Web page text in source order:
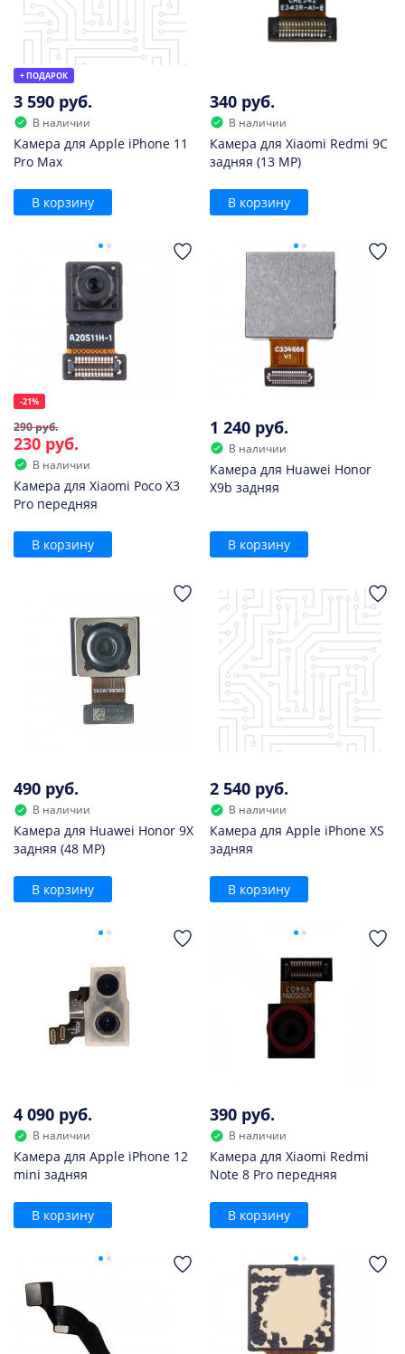
+ ПОДАРОК
3 590 руб.
В наличии
Камера для Apple iPhone 11
Pro Max
В корзину
340 руб.
В наличии
Камера для Xiaomi Redmi 9C
задняя (13 MP)
В корзину
-21%
290 руб.
230 руб.
В наличии
Камера для Xiaomi Poco X3
Pro передняя
В корзину
1 240 руб.
В наличии
Камера для Huawei Honor
X9b задняя
В корзину
490 руб.
В наличии
Камера для Huawei Honor 9X
задняя (48 MP)
В корзину
2 540 руб.
В наличии
Камера для Apple iPhone XS
задняя
В корзину
4 090 руб.
В наличии
Камера для Apple iPhone 12
mini задняя
В корзину
390 руб.
В наличии
Камера для Xiaomi Redmi
Note 8 Pro передняя
В корзину